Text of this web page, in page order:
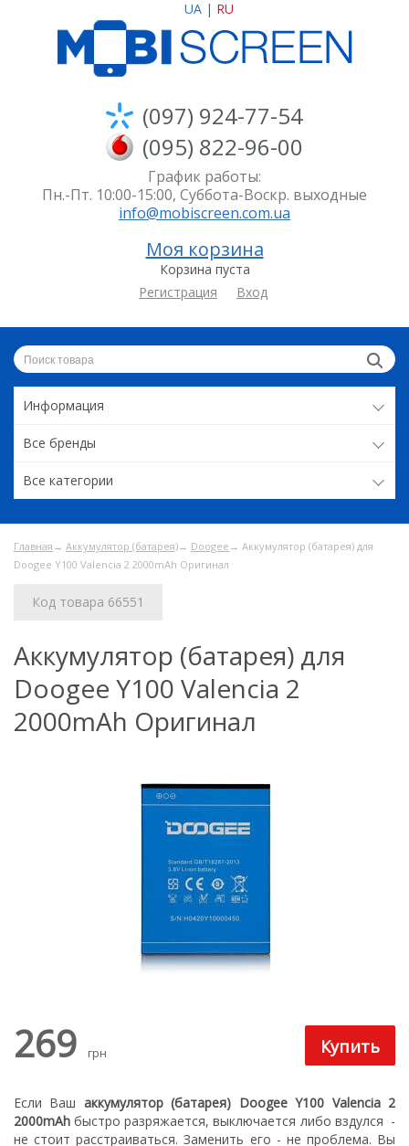
UA | RU
(097) 924-77-54
(095) 822-96-00
График работы:
Пн.-Пт. 10:00-15:00, Суббота-Воскр. выходные
info@mobiscreen.com.ua
Моя корзина
Корзина пуста
Регистрация
Вход
Информация
Все бренды
Все категории
Главная → Аккумулятор (батарея)→ Doogee → Аккумулятор (батарея) для
Doogee Y100 Valencia 2 2000mAh Оригинал
Код товара 66551
Аккумулятор (батарея) для
Doogee Y100 Valencia 2
2000mAh Оригинал
269 грн
Если Ваш аккумулятор (батарея) Doogee Y100 Valencia 2
2000mAh быстро разряжается, выключается либо вздулся -
не стоит расстраиваться. Заменить его - не проблема. Вы